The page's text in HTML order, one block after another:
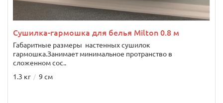
Сушилка-гармошка для белья Milton 0.8 м
Габаритные размеры настенных сушилок
гармошка.Занимает минимальное протранство в
сложенном сос..
1.3 кг
9 см